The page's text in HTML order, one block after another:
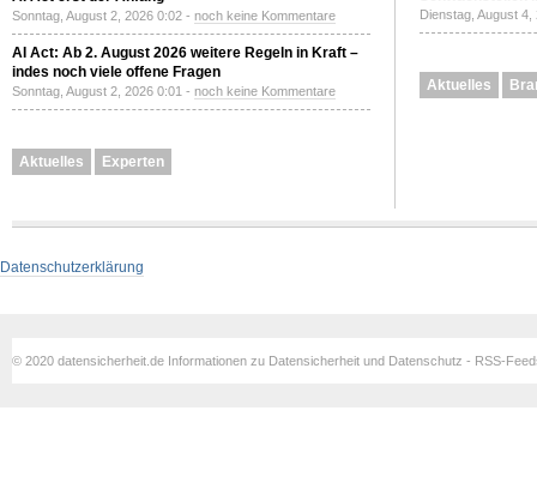
Sonntag, August 2, 2026 0:02 - noch keine Kommentare
AI Act: Ab 2. August 2026 weitere Regeln in Kraft –
indes noch viele offene Fragen
Sonntag, August 2, 2026 0:01 - noch keine Kommentare
Aktuelles Experten
Dienstag, August
Aktuelles
Datenschutzerklärung
© 2020 datensicherheit.de Informationen zu Datensicherheit und Datenschutz - RSS-